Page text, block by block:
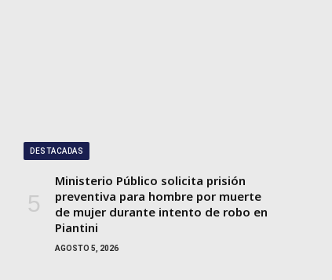
DESTACADAS
Ministerio Público solicita prisión
preventiva para hombre por muerte
de mujer durante intento de robo en
Piantini
AGOSTO 5, 2026